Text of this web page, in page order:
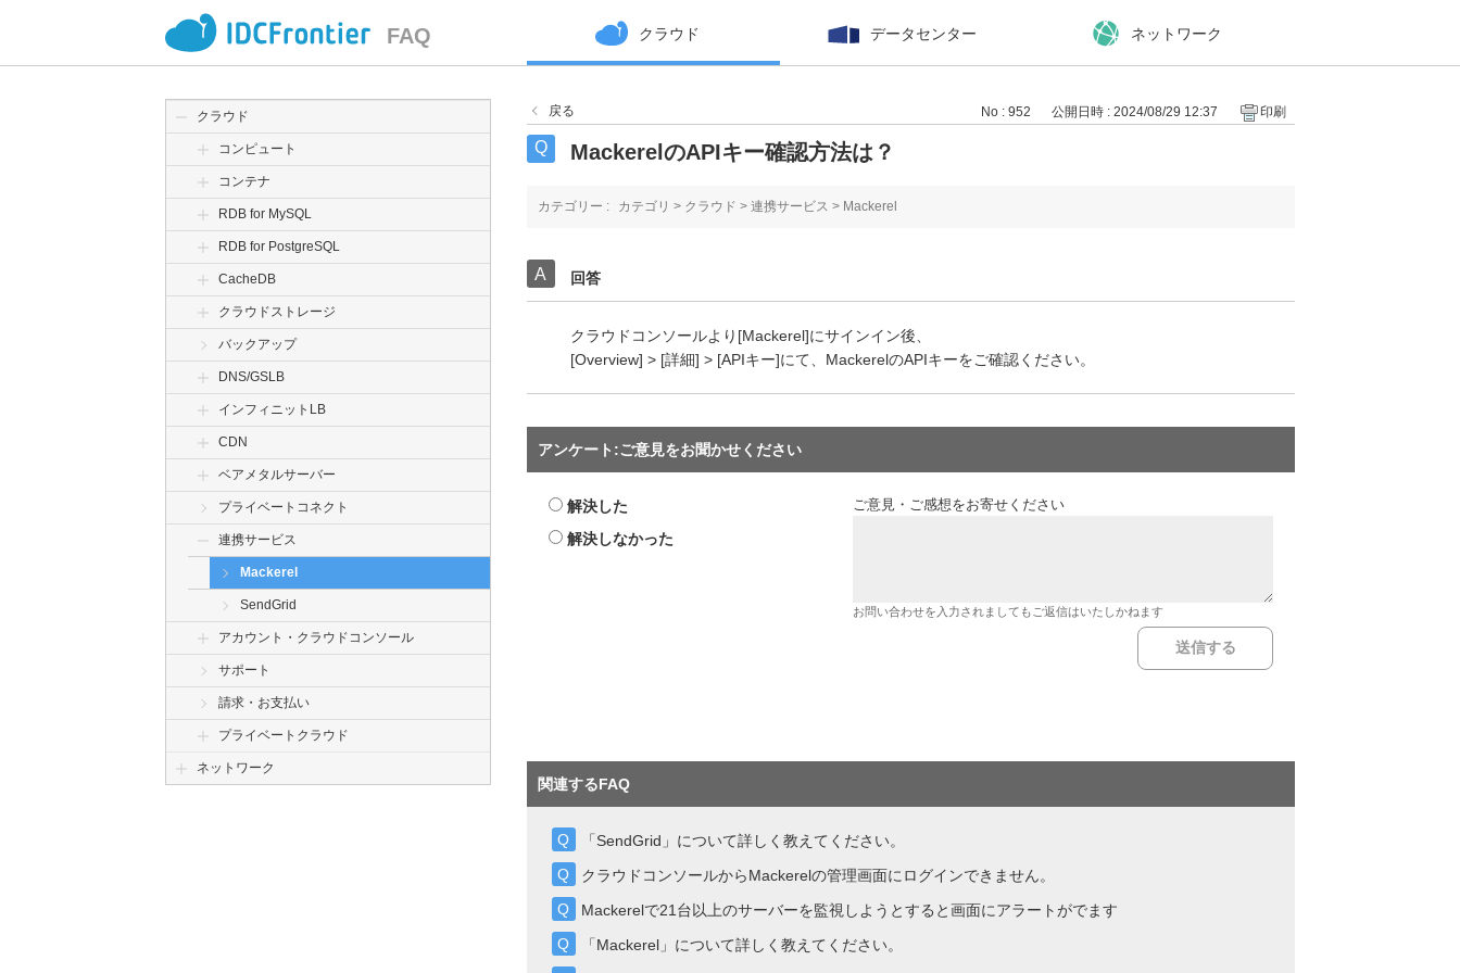
FAQ クラウド データセンター ネットワーク
クラウド
コンピュート
コンテナ
RDB for MySQL
RDB for PostgreSQL
CacheDB
クラウドストレージ
バックアップ
DNS/GSLB
インフィニットLB
CDN
ベアメタルサーバー
プライベートコネクト
連携サービス
Mackerel
SendGrid
アカウント・クラウドコンソール
サポート
請求・お支払い
プライベートクラウド
ネットワーク
戻る No : 952 公開日時 : 2024/08/29 12:37 印刷
MackerelのAPIキー確認方法は？
カテゴリー : カテゴリ > クラウド > 連携サービス > Mackerel
回答
クラウドコンソールより[Mackerel]にサインイン後、
[Overview] > [詳細] > [APIキー]にて、MackerelのAPIキーをご確認ください。
アンケート:ご意見をお聞かせください
解決した
解決しなかった
ご意見・ご感想をお寄せください
お問い合わせを入力されましてもご返信はいたしかねます
関連するFAQ
「SendGrid」について詳しく教えてください。
クラウドコンソールからMackerelの管理画面にログインできません。
Mackerelで21台以上のサーバーを監視しようとすると画面にアラートがでます
「Mackerel」について詳しく教えてください。